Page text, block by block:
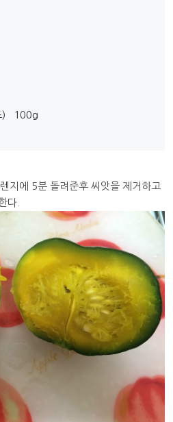
) 100g
지에 5분 돌려준후 씨앗을 제거하고
다.